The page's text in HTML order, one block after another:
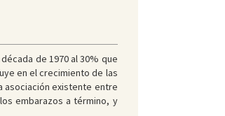
de 1970 al 30% que
en el crecimiento de las
asociación existente entre
embarazos a término, y